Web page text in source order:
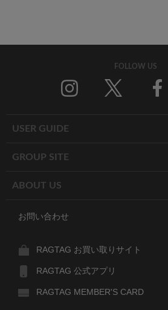
FOLLOW US
USER GUIDE
GROUP SITE
ABOUT US
お問い合わせ
RAGTAG お買い取りサイト
RAGTAG 公式アプリ
RAGTAG MEMBER'S CARD